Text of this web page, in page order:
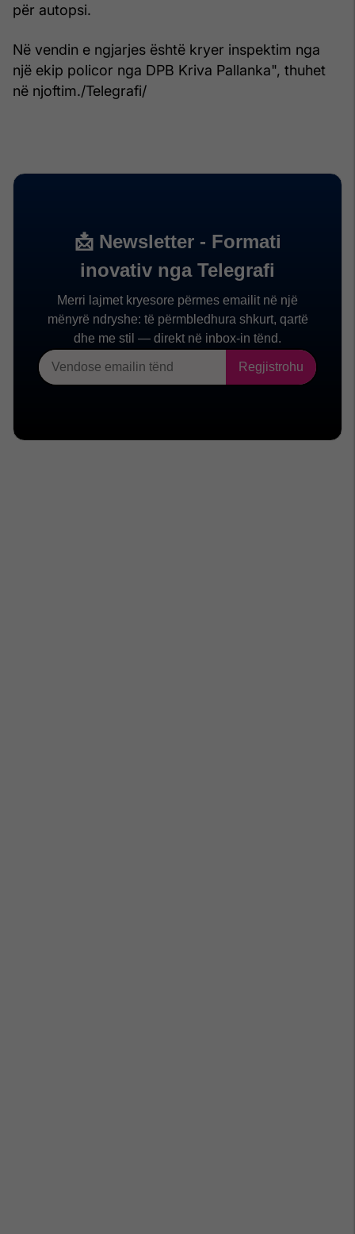
për autopsi.
Në vendin e ngjarjes është kryer inspektim nga
një ekip policor nga DPB Kriva Pallanka", thuhet
në njoftim./Telegrafi/